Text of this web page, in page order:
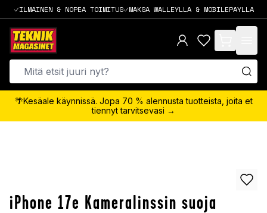
ILMAINEN & NOPEA TOIMITUS MAKSA WALLEYLLA & MOBILEPAYLLA
items in cart,
🌴Kesäale käynnissä. Jopa 70 % alennusta tuotteista, joita et
tiennyt tarvitsevasi →
iPhone 17e Kameralinssin suoja